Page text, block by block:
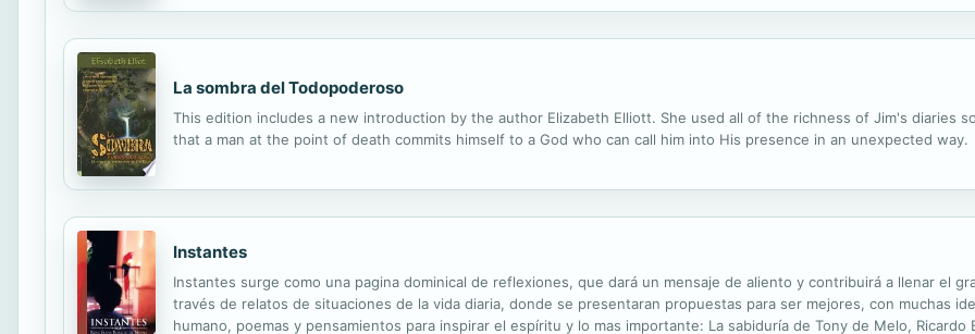
La sombra del Todopoderoso
This edition includes a new introduction by the author Elizabeth Elliott. She used all of the richness of Jim's diaries
that a man at the point of death commits himself to a God who can call him into His presence in an unexpected way.
Instantes
Instantes surge como una pagina dominical de reflexiones, que dará un mensaje de aliento y contribuirá a llenar el
través de relatos de situaciones de la vida diaria, donde se presentaran propuestas para ser mejores, con muchas
humano, poemas y pensamientos para inspirar el espíritu y lo mas importante: La sabiduría de Tony de Melo, Ricardo